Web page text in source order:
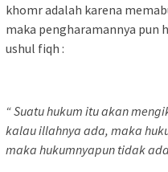
khomr adalah karena
maka pengharamannya pun
ushul fiqh :
“ Suatu hukum itu akan
kalau illahnya ada, maka
maka hukumnyapun tidak